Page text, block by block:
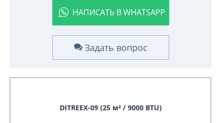
НАПИСАТЬ В WHATSAPP
Задать вопрос
DITREEX-09 (25 м² / 9000 BTU)